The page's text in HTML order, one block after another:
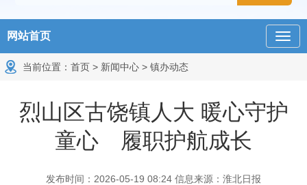
网站首页
当前位置： 首页 > 新闻中心 > 镇办动态
烈山区古饶镇人大 暖心守护
童心 履职护航成长
发布时间：2026-05-19 08:24 信息来源：淮北日报